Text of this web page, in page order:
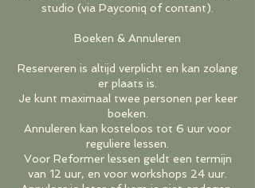
studio (via Payconiq of contant).
Boeken & Annuleren
Reserveren is altijd verplicht en kan zolang
er plaats is.
Je kunt maximaal twee personen per keer
boeken.
Annuleren kan kosteloos tot 6 uur voor
reguliere lessen.
Voor Reformer lessen geldt een termijn
van 12 uur, en voor workshops 24 uur.